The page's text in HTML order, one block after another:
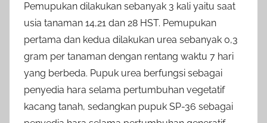
Pemupukan dilakukan sebanyak 3 kali yaitu saat
usia tanaman 14,21 dan 28 HST. Pemupukan
pertama dan kedua dilakukan urea sebanyak 0,3
gram per tanaman dengan rentang waktu 7 hari
yang berbeda. Pupuk urea berfungsi sebagai
penyedia hara selama pertumbuhan vegetatif
kacang tanah, sedangkan pupuk SP-36 sebagai